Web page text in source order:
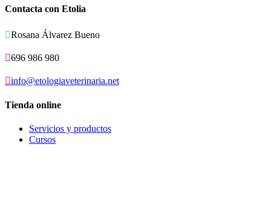
Contacta con Etolia
Rosana Álvarez Bueno
696 986 980
info@etologiaveterinaria.net
Tienda online
Servicios y productos
Cursos